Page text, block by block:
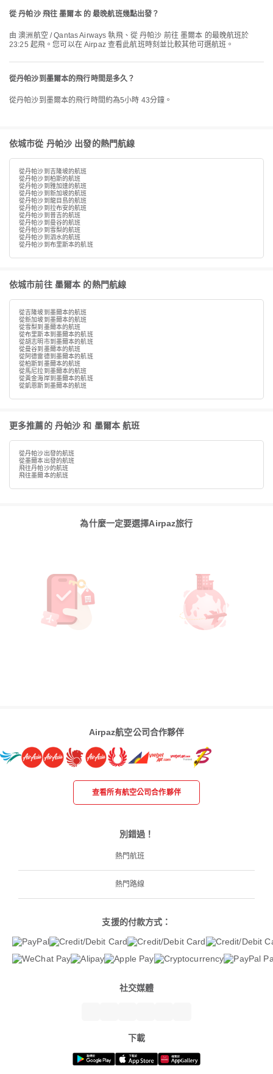
從 丹帕沙 飛往 墨爾本 的 最晚航班幾點出發？
由 澳洲航空 / Qantas Airways 執飛、從 丹帕沙 前往 墨爾本 的最晚航班於
23:25 起飛。您可以在 Airpaz 查看此航班時刻並比較其他可選航班。
從丹帕沙到墨爾本的飛行時間是多久？
從丹帕沙到墨爾本的飛行時間約為5小時 43分鐘。
依城市從 丹帕沙 出發的熱門航線
從丹帕沙到吉隆坡的航班
從丹帕沙到柏斯的航班
從丹帕沙到雅加達的航班
從丹帕沙到新加坡的航班
從丹帕沙到龍目島的航班
從丹帕沙到拉布安的航班
從丹帕沙到普吉的航班
從丹帕沙到曼谷的航班
從丹帕沙到雪梨的航班
從丹帕沙到泗水的航班
從丹帕沙到布里斯本的航班
依城市前往 墨爾本 的熱門航線
從吉隆坡到墨爾本的航班
從新加坡到墨爾本的航班
從雪梨到墨爾本的航班
從布里斯本到墨爾本的航班
從胡志明市到墨爾本的航班
從曼谷到墨爾本的航班
從阿德雷德到墨爾本的航班
從柏斯到墨爾本的航班
從馬尼拉到墨爾本的航班
從黃金海岸到墨爾本的航班
從凱恩斯到墨爾本的航班
更多推薦的 丹帕沙 和 墨爾本 航班
從丹帕沙出發的航班
從墨爾本出發的航班
飛往丹帕沙的航班
飛往墨爾本的航班
為什麼一定要選擇Airpaz旅行
Airpaz航空公司合作夥伴
查看所有航空公司合作夥伴
別錯過！
熱門航班
熱門路線
支援的付款方式：
社交媒體
下載